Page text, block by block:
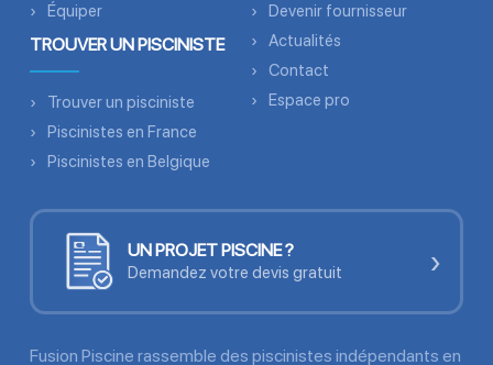
Équiper
TROUVER UN PISCINISTE
Trouver un pisciniste
Piscinistes en France
Piscinistes en Belgique
Devenir fournisseur
Actualités
Contact
Espace pro
UN PROJET PISCINE ?
Demandez votre devis gratuit ›
Fusion Piscine rassemble des piscinistes indépendants en